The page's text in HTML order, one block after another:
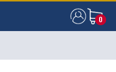
0
0